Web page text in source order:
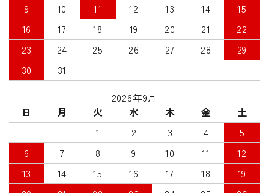
9
10 11 12 13 14
15
16
17 18 19 20 21
22
23
24 25 26 27 28
29
30
31
2026年9月
日
月 火 水 木 金
土
1
2 3 4
5
6
7 8 9 10 11
12
13
14 15 16 17 18
19